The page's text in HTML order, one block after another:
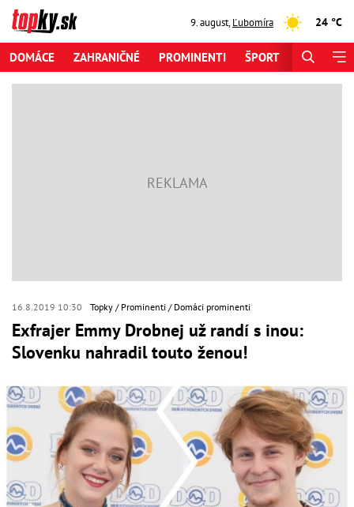
9. august,Ľubomíra 24 °C
DOMÁCE ZAHRANIČNÉ PROMINENTI ŠPORT
16.8.2019 10:30 Topky Prominenti Domáci prominenti
Exfrajer Emmy Drobnej už randí s inou:
Slovenku nahradil touto ženou!